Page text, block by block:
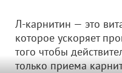
Л-карнитин — это
которое ускоряет
того чтобы
только приема